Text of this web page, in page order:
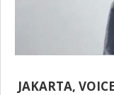
JAKARTA,